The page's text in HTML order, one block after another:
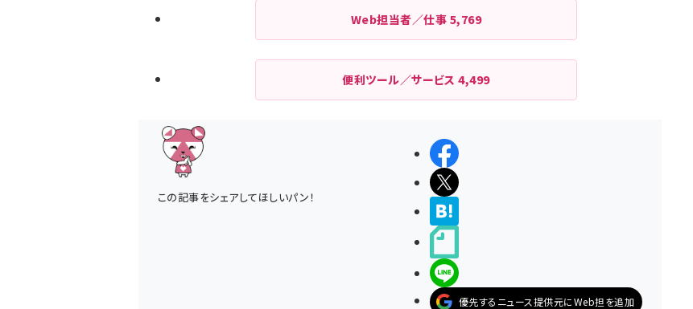
Web担当者／仕事 5,769
便利ツール／サービス4,499
この記事をシェアしてほしいパン！
シェアする
ポストする
LINEで送る
優先するニュース提供元にWeb担を追加